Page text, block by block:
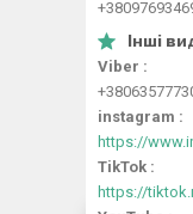
Viber
instagram
TikTok
https://